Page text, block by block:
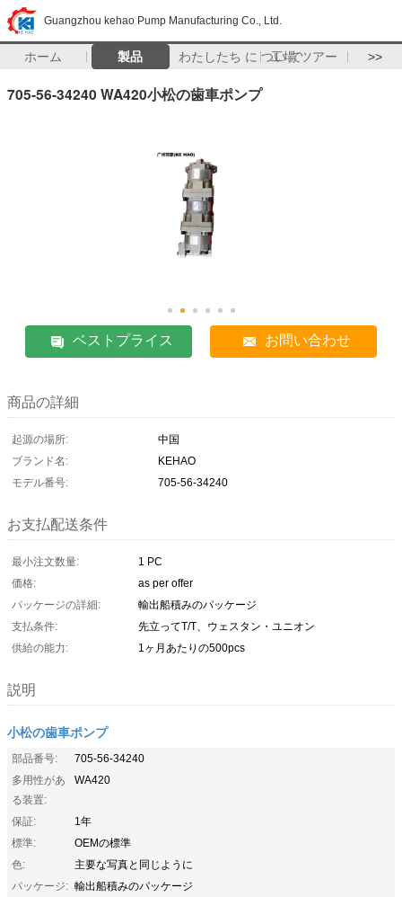
Guangzhou kehao Pump Manufacturing Co., Ltd.
ホーム 製品 わたしたち に つい て工場 ツアー >>
705-56-34240 WA420小松の歯車ポンプ
ベストプライス お問い合わせ
商品の詳細
起源の場所:
中国
ブランド名:
KEHAO
モデル番号:
705-56-34240
お支払配送条件
最小注文数量:
1 PC
価格:
as per offer
パッケージの詳細:
輸出船積みのパッケージ
支払条件:
先立ってT/T、ウェスタン・ユニオン
供給の能力:
1ヶ月あたりの500pcs
説明
小松の歯車ポンプ
部品番号:
705-56-34240
多用性があ
る装置:
WA420
保証:
1年
標準:
OEMの標準
色:
主要な写真と同じように
パッケージ: 輸出船積みのパッケージ